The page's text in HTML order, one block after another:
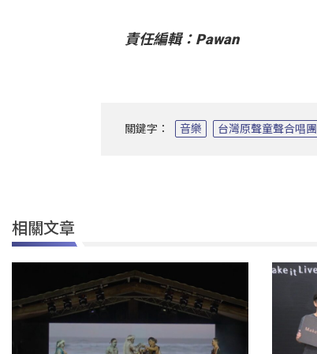
責任編輯：Pawan
關鍵字： 音樂 台灣原聲童聲合唱團
相關文章